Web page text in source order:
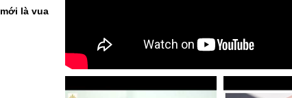
là vua